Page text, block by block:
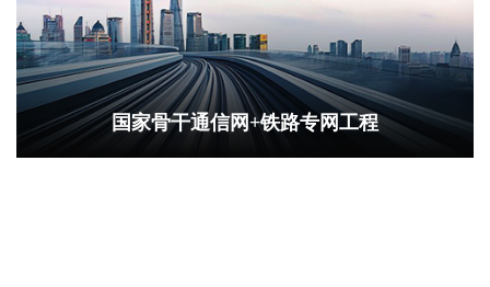
国家骨干通信网+铁路专网工程